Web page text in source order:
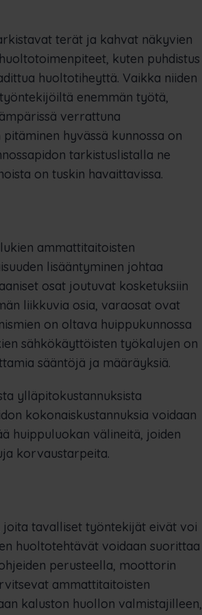
terät ja kahvat näkyvien
kuten puhdistus
huoltotiheyttä. Vaikka niiden
enemmän työtä,
verrattuna
hyvässä kunnossa on
tarkistuslistalla ne
on tuskin havaittavissa.
ammattitaitoisten
lisääntyminen johtaa
osat joutuvat kosketuksiin
liikkuvia osia, varaosat ovat
on oltava huippukunnossa
sähkökäyttöisten työkalujen on
sääntöjä ja määräyksiä.
ylläpitokustannuksista
kokonaiskustannuksia voidaan
huippuluokan välineitä, joiden
korvaustarpeita.
joita tavalliset työntekijät eivät voi
huoltotehtävät voidaan suorittaa
perusteella, moottorin
ammattitaitoisten
kaluston huollon valmistajilleen,